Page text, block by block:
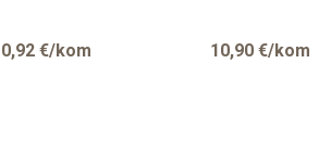
0,92 €/kom 10,90 €/kom